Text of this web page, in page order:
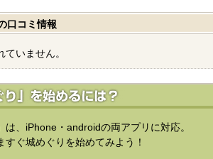
口コミ情報
いません。
は、iPhone・androidの両アプリに対応。
ぐ城めぐりを始めてみよう！